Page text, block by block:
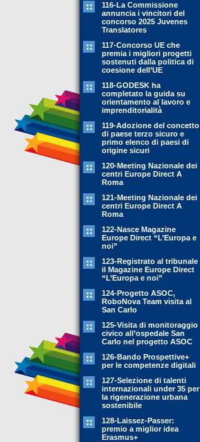
116-La Commissione
annuncia i vincitori del
concorso 2025 Juvenes
Translatores
117-Concorso UE che
premia i migliori progetti
sostenuti dalla politica di
coesione dell’UE
118-GODESK ha
completato la guida su
orientamento al lavoro e
imprenditorialità
119-Adozione del concetto
di paese terzo sicuro e
primo elenco di paesi di
origine sicuri
120-Meeting Nazionale dei
centri Europe Direct A
Roma
121-Meeting Nazionale dei
centri Europe Direct A
Roma
122-Nasce Magazine
Europe Direct “L’Europa e
noi”
123-Registrato al tribunale
il Magazine Europe Direct
“L’Europa e noi”
124-Progetto ASOC,
RoboNova Team visita al
San Carlo
125-Visita di monitoraggio
civico all’ospedale San
Carlo nel progetto ASOC
126-Bando Prospettive+
per le competenze digitali
127-Selezione di talenti
internazionali under 35 per
la rigenerazione urbana
sostenibile
128-Laissez-Passer:
premio a miglior idea
Erasmus+